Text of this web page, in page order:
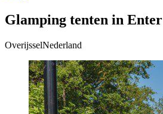
Glamping tenten in Enter
OverijsselNederland